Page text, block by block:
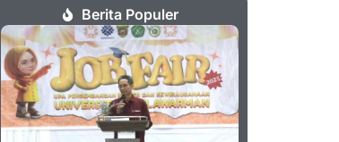
Berita Populer